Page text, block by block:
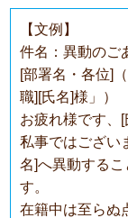
【文例】
件名：異動のご
[部署名・各位]
職][氏名]様」）
お疲れ様です、[
私事ではござい
名]へ異動する
す。
在籍中は至らぬ